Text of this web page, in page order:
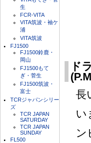
生
FCR-VITA
VITA筑波・袖ケ
浦
VITA筑波
FJ1500
FJ1500鈴鹿・
岡山
FJ1500もて
ぎ・菅生
FJ1500筑波・
富士
TCRジャパンシリー
ズ
TCR JAPAN
SATURDAY
TCR JAPAN
SUNDAY
FL500
ド
長
い
ン